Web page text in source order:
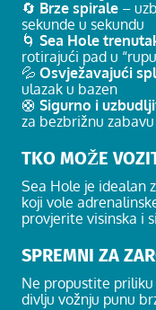
🔄 Brze spirale –
sekunde u sekundu
🌀 Sea Hole
rotirajući pad u
💦 Osvježavajući
ulazak u bazen
🛟 Sigurno i
za bezbrižnu zabavu
TKO MOŽE
Sea Hole je idealan
koji vole
provjerite visinska i
SPREMNI ZA
Ne propustite
divlju vožnju punu